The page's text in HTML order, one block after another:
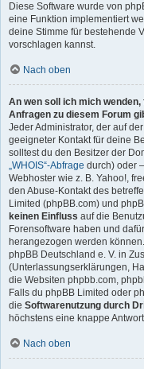
Diese Software wurde von
eine Funktion implementiert
deine Stimme für bestehende
vorschlagen kannst.
Nach oben
An wen soll ich mich
Anfragen zu diesem Forum
Jeder Administrator, der auf
geeigneter Kontakt für deine
solltest du den Besitzer der
„WHOIS“-Abfrage durch) oder
Webhoster wie z. B. Yahoo!,
den Abuse-Kontakt des
Limited (phpBB.com) und
keinen Einfluss auf die
Forensoftware haben und
herangezogen werden
phpBB Deutschland e. V. in
(Unterlassungserklärungen,
die Websiten phpbb.com,
Falls du phpBB Limited oder
die Softwarenutzung durch
höchstens eine knappe
Nach oben